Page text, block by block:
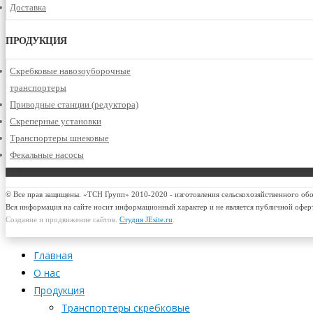
Доставка
ПРОДУКЦИЯ
Скребковые навозоуборочные
транспортеры
Приводные станции (редуктора)
Скреперные установки
Транспортеры шнековые
Фекальные насосы
© Все прав защищены. «ТСН Групп» 2010-2020 - изготовления сельскохозяйственного
Вся информация на сайте носит информационный характер и не является публичной
Создание и продвижение сайтов. Студия JEsite.ru
Главная
О нас
Продукция
Транспортеры скребковые